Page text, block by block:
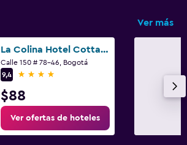
Ver más
La Colina Hotel Cottage
Calle 150 # 78-46, Bogotá
9,4
4 estrellas
$88
Ver ofertas de hoteles